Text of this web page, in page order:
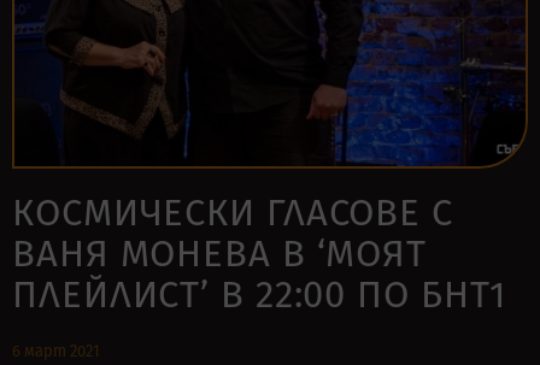
КОСМИЧЕСКИ ГЛАСОВЕ С
ВАНЯ МОНЕВА В ‘МОЯТ
ПЛЕЙЛИСТ’ В 22:00 ПО БНТ1
6 март 2021